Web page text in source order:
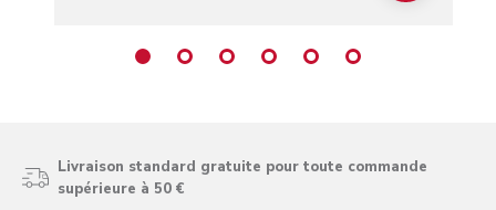
Livraison standard gratuite pour toute commande
supérieure à 50 €